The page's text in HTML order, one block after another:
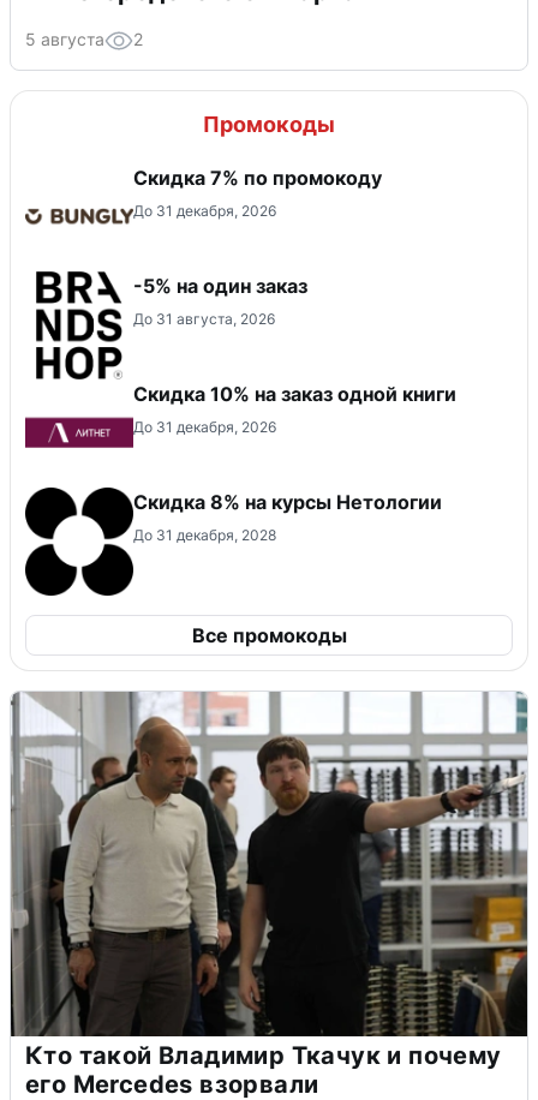
5 августа 2
Промокоды
Скидка 7% по промокоду
До 31 декабря, 2026
-5% на один заказ
До 31 августа, 2026
Скидка 10% на заказ одной книги
До 31 декабря, 2026
Скидка 8% на курсы Нетологии
До 31 декабря, 2028
Все промокоды
Кто такой Владимир Ткачук и почему
его Mercedes взорвали